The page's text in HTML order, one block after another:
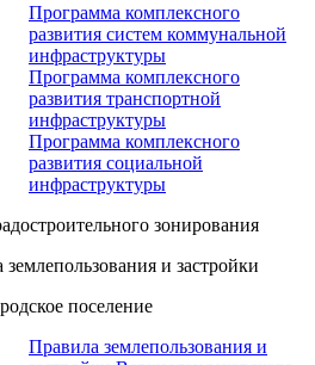
Программа комплексного
развития систем коммунальной
инфраструктуры
Программа комплексного
развития транспортной
инфраструктуры
Программа комплексного
развития социальной
инфраструктуры
зонирования
и застройки
поселение
Правила землепользования и